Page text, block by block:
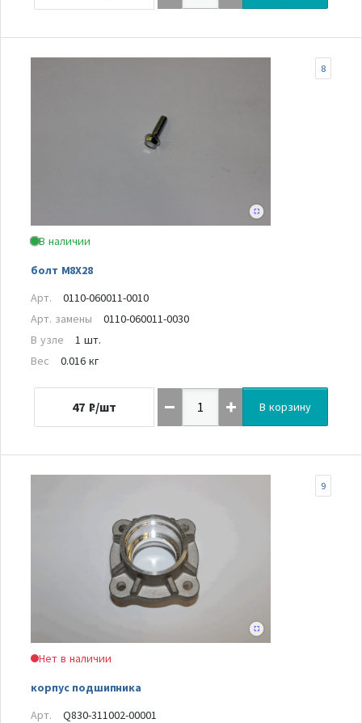
В наличии
болт M8X28
8
Арт.
0110-060011-0010
Арт. замены
0110-060011-0030
В узле
1 шт.
Вес
0.016 кг
47 ₽/шт В корзину
Нет в наличии
корпус подшипника
9
Арт.
Q830-311002-00001